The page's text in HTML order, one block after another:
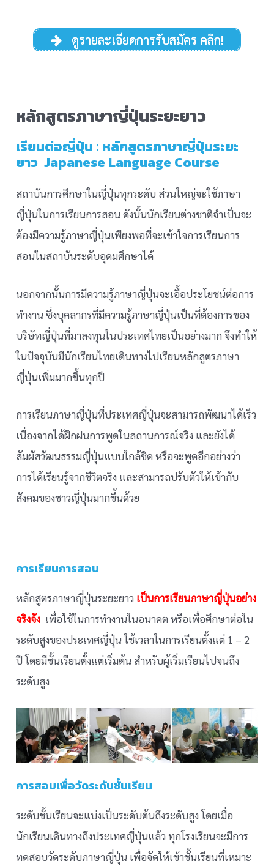
ดูรายละเอียดการรับสมัคร คลิก!
หลักสูตรภาษาญี่ปุ่นระยะยาว
เรียนต่อญี่ปุ่น : หลักสูตรภาษาญี่ปุ่นระยะ
ยาว Japanese Language Course
สถาบันการศึกษาในญี่ปุ่นทุกระดับ ส่วนใหญ่จะใช้ภาษา
ญี่ปุ่นในการเรียนการสอน ดังนั้นนักเรียนต่างชาติจำเป็นจะ
ต้องมีความรู้ภาษาญี่ปุ่นเพียงพอที่จะเข้าใจการเรียนการ
สอนในสถาบันระดับอุดมศึกษาได้
นอกจากนั้นการมีความรู้ภาษาญี่ปุ่นจะเอื้อประโยชน์ต่อการ
ทำงาน ซึ่งบุคลากรที่มีความรู้ภาษาญี่ปุ่นเป็นที่ต้องการของ
บริษัทญี่ปุ่นที่มาลงทุนในประเทศไทยเป็นอย่างมาก จึงทำให้
ในปัจจุบันมีนักเรียนไทยเดินทางไปเรียนหลักสูตรภาษา
ญี่ปุ่นเพิ่มมากขึ้นทุกปี
การเรียนภาษาญี่ปุ่นที่ประเทศญี่ปุ่นจะสามารถพัฒนาได้เร็ว
เนื่องจากได้ฝึกฝนการพูดในสถานการณ์จริง และยังได้
สัมผัสวัฒนธรรมญี่ปุ่นแบบใกล้ชิด หรือจะพูดอีกอย่างว่า
การได้เรียนรู้จากชีวิตจริง และสามารถปรับตัวให้เข้ากับ
สังคมของชาวญี่ปุ่นมากขึ้นด้วย
การเรียนการสอน
หลักสูตรภาษาญี่ปุ่นระยะยาว เป็นการเรียนภาษาญี่ปุ่นอย่าง
จริงจัง เพื่อใช้ในการทำงานในอนาคต หรือเพื่อศึกษาต่อใน
ระดับสูงของประเทศญี่ปุ่น ใช้เวลาในการเรียนตั้งแต่ 1 – 2
ปี โดยมีชั้นเรียนตั้งแต่เริ่มต้น สำหรับผู้เริ่มเรียนไปจนถึง
ระดับสูง
การสอบเพื่อวัดระดับชั้นเรียน
ระดับชั้นเรียนจะแบ่งเป็นระดับต้นถึงระดับสูง โดยเมื่อ
นักเรียนเดินทางถึงประเทศญี่ปุ่นแล้ว ทุกโรงเรียนจะมีการ
ทดสอบวัดระดับภาษาญี่ปุ่น เพื่อจัดให้เข้าชั้นเรียนที่เหมาะ